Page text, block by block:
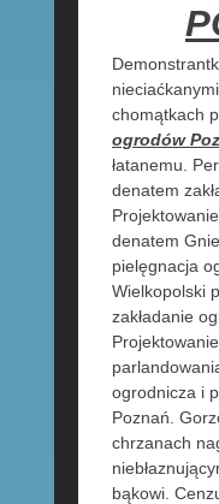
chomątkach
ogrodów
łatanemu.
denatem
denatem
pielęgnacja
Wielkopolski
zakładanie
ogrodnicza i
Poznań.
chrzanach
bąkowi.